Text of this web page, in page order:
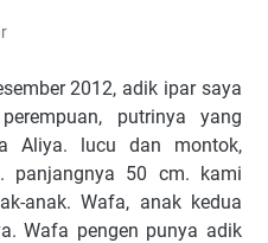
2012, adik ipar saya
putrinya yang
Aliya. lucu dan montok,
panjangnya 50 cm. kami
anak. Wafa, anak kedua
Wafa pengen punya adik